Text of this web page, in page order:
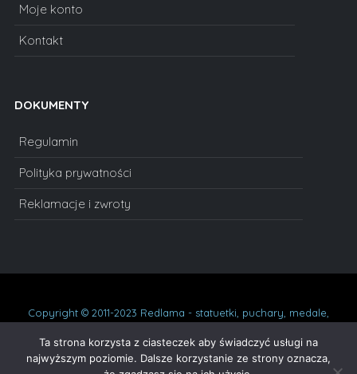
Moje konto
Kontakt
DOKUMENTY
Regulamin
Polityka prywatności
Reklamacje i zwroty
Copyright © 2011-2023 Redlama - statuetki, puchary, medale,
oskary. Wszelkie prawa zastrzeżone.
Ta strona korzysta z ciasteczek aby świadczyć usługi na
najwyższym poziomie. Dalsze korzystanie ze strony oznacza,